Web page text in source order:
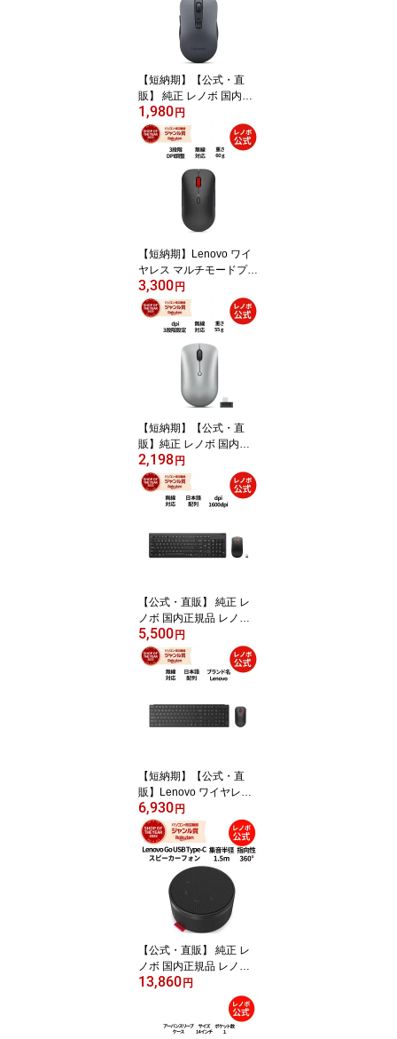
【短納期】【公式・直
販】 純正 レノボ 国内正
規品 レノボ公式 新生活 L
enovo WL310 Bluetooth
サイレントマウス (GY51
Q65621) ワイヤレスマウ
ス 無線 DPI 送料無料 1年
1,980 円
【短納期】Lenovo ワイ
ヤレス マルチモードプロ
マウス 6000 無線 Blueto
oth DPI切替 静音 (4Y51S
61874) 送料無料 3年保証
3,300 円
【短納期】【公式・直
販】純正 レノボ 国内正
規品 レノボ公式 新生活 L
enovo 540 USB-C ワイ
ヤレスコンパクトマウス
(クラウドグレー) (GY51
2,198 円
【公式・直販】 純正 レ
ノボ 国内正規品 レノボ
公式 新生活 Lenovo エッ
センシャル ワイヤレス
キーボード&マウス 2 - 日
本語 無線 DPI切替 (4X31
5,500 円
【短納期】【公式・直
販】Lenovo ワイヤレス
マルチモードプロ キーボ
ード&マウス 6000 日本
語 英語 選択可 無線 Bluet
ooth DPI切替 静音 テン
キー 送料無料 3年保証
6,930 円
【公式・直販】 純正 レ
ノボ 国内正規品 レノボ
公式 新生活 Lenovo Go
USB Type-C スピーカー
フォン(ブラック) (4XD1
C82055) 送料無料 1年保
13,860 円